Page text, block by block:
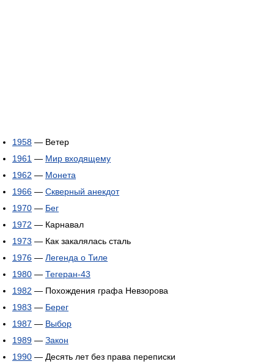
1958 — Ветер
1961 — Мир входящему
1962 — Монета
1966 — Скверный анекдот
1970 — Бег
1972 — Карнавал
1973 — Как закалялась сталь
1976 — Легенда о Тиле
1980 — Тегеран-43
1982 — Похождения графа Невзорова
1983 — Берег
1987 — Выбор
1989 — Закон
1990 — Десять лет без права переписки